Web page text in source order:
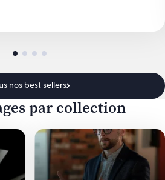
nos best sellers
par collection